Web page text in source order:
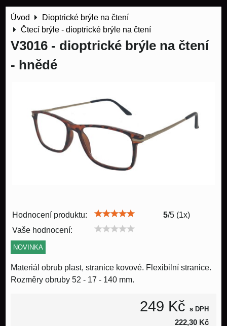
Úvod
Dioptrické brýle na čtení
Čtecí brýle - dioptrické brýle na čtení
V3016 - dioptrické brýle na čtení
- hnědé
Hodnocení produktu: 5/5 (1x)
Vaše hodnocení:
NOVINKA
Materiál obrub plast, stranice kovové. Flexibilní stranice.
Rozměry obruby 52 - 17 - 140 mm.
249 Kč s DPH
222,30 Kč